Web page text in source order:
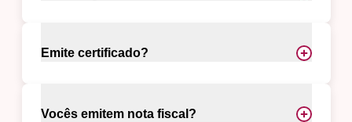
Emite certificado?
Vocês emitem nota fiscal?